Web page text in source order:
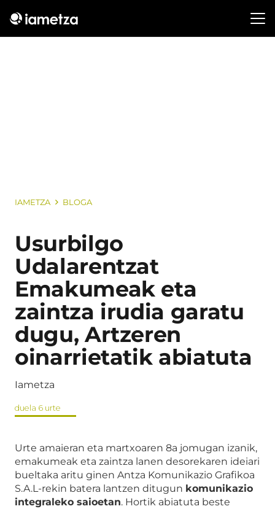
IAMETZA BLOGA
Usurbilgo
Udalarentzat
Emakumeak eta
zaintza irudia garatu
dugu, Artzeren
oinarrietatik abiatuta
Iametza
duela 6 urte
Urte amaieran eta martxoaren 8a jomugan izanik,
emakumeak eta zaintza lanen desorekaren ideiari
bueltaka aritu ginen Antza Komunikazio Grafikoa
S.A.L-rekin batera lantzen ditugun komunikazio
integraleko saioetan. Hortik abiatuta beste